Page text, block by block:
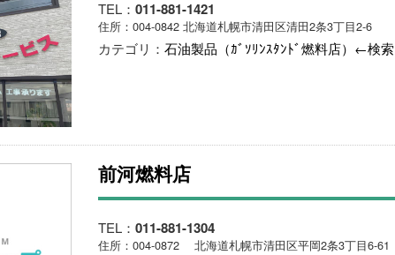
TEL： 011-881-1421
住所：004-0842 北海道札幌市清田区清田2条3丁目2-6
カテゴリ： 石油製品（ｶﾞｿﾘﾝｽﾀﾝﾄﾞ燃料店）←検索
前河燃料店
TEL： 011-881-1304
住所：004-0872 北海道札幌市清田区平岡2条3丁目6-61